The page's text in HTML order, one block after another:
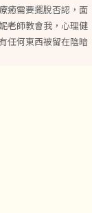
癒需要擺脫否認，面
老師教會我，心理健
任何東西被留在陰暗